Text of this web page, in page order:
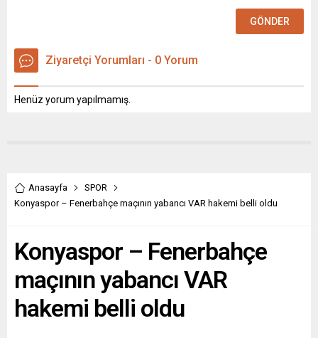
Ziyaretçi Yorumları - 0 Yorum
Henüz yorum yapılmamış.
Anasayfa
SPOR
Konyaspor – Fenerbahçe maçının yabancı VAR hakemi belli oldu
Konyaspor – Fenerbahçe
maçının yabancı VAR
hakemi belli oldu